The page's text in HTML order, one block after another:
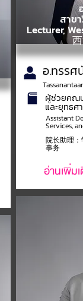
สาข
Lecturer,
อ.ทรรศ
ผู้ช่วยคณ
และยุทธ
Assistant
Services,
院长助理
事务
อ่านเพิ่ม